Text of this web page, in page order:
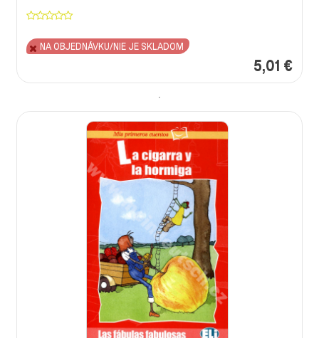
5,01 €
NA OBJEDNÁVKU/NIE JE SKLADOM